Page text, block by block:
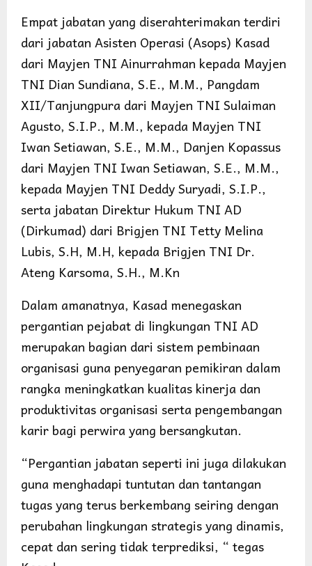
Empat jabatan yang diserahterimakan terdiri
dari jabatan Asisten Operasi (Asops) Kasad
dari Mayjen TNI Ainurrahman kepada Mayjen
TNI Dian Sundiana, S.E., M.M., Pangdam
XII/Tanjungpura dari Mayjen TNI Sulaiman
Agusto, S.I.P., M.M., kepada Mayjen TNI
Iwan Setiawan, S.E., M.M., Danjen Kopassus
dari Mayjen TNI Iwan Setiawan, S.E., M.M.,
kepada Mayjen TNI Deddy Suryadi, S.I.P.,
serta jabatan Direktur Hukum TNI AD
(Dirkumad) dari Brigjen TNI Tetty Melina
Lubis, S.H, M.H, kepada Brigjen TNI Dr.
Ateng Karsoma, S.H., M.Kn
Dalam amanatnya, Kasad menegaskan
pergantian pejabat di lingkungan TNI AD
merupakan bagian dari sistem pembinaan
organisasi guna penyegaran pemikiran dalam
rangka meningkatkan kualitas kinerja dan
produktivitas organisasi serta pengembangan
karir bagi perwira yang bersangkutan.
“Pergantian jabatan seperti ini juga dilakukan
guna menghadapi tuntutan dan tantangan
tugas yang terus berkembang seiring dengan
perubahan lingkungan strategis yang dinamis,
cepat dan sering tidak terprediksi, “ tegas